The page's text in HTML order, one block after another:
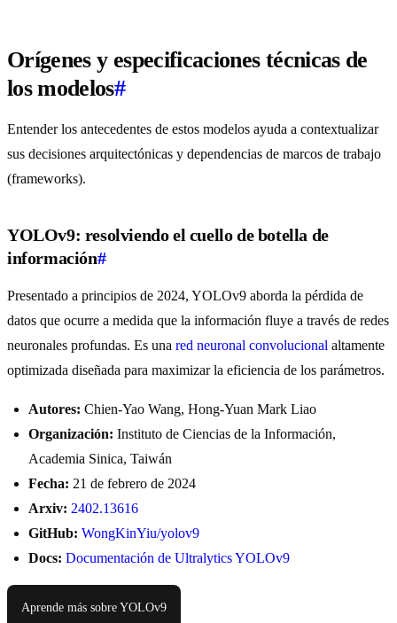
Orígenes y especificaciones técnicas de
los modelos#
Entender los antecedentes de estos modelos ayuda a contextualizar
sus decisiones arquitectónicas y dependencias de marcos de trabajo
(frameworks).
YOLOv9: resolviendo el cuello de botella de
información#
Presentado a principios de 2024, YOLOv9 aborda la pérdida de
datos que ocurre a medida que la información fluye a través de redes
neuronales profundas. Es una red neuronal convolucional altamente
optimizada diseñada para maximizar la eficiencia de los parámetros.
Autores: Chien-Yao Wang, Hong-Yuan Mark Liao
Organización: Instituto de Ciencias de la Información,
Academia Sinica, Taiwán
Fecha: 21 de febrero de 2024
Arxiv: 2402.13616
GitHub: WongKinYiu/yolov9
Docs: Documentación de Ultralytics YOLOv9
Aprende más sobre YOLOv9